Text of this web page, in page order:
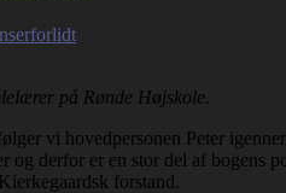
på Rønde Højskole.
vi hovedpersonen Peter
og derfor er en stor del af bogens
forstand.